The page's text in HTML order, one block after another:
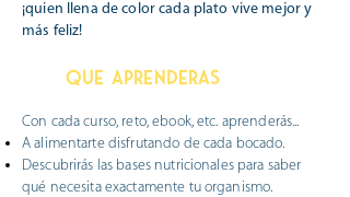
¡quien llena de color cada plato vive mejor y
más feliz!
QUE APRENDERAS
Con cada curso, reto, ebook, etc. aprenderás...
Aalimentarte disfrutando de cada bocado.
Descubrirás las bases nutricionales para saber
qué necesita exactamente tu organismo.